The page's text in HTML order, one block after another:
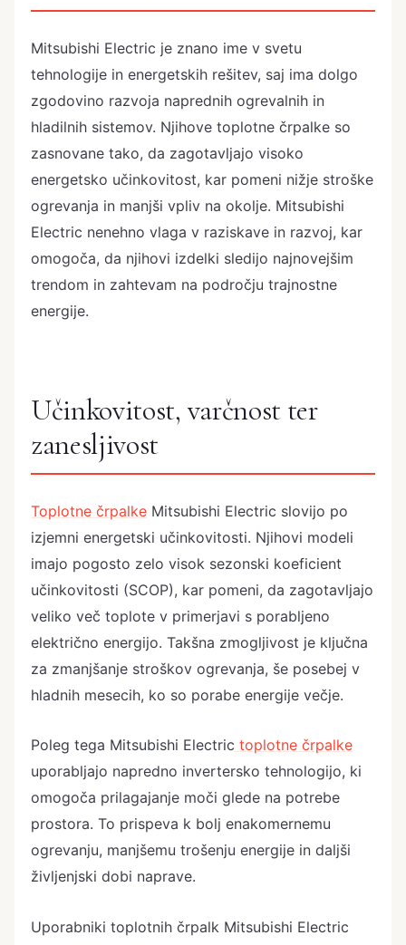
Mitsubishi Electric je znano ime v svetu
tehnologije in energetskih rešitev, saj ima dolgo
zgodovino razvoja naprednih ogrevalnih in
hladilnih sistemov. Njihove toplotne črpalke so
zasnovane tako, da zagotavljajo visoko
energetsko učinkovitost, kar pomeni nižje stroške
ogrevanja in manjši vpliv na okolje. Mitsubishi
Electric nenehno vlaga v raziskave in razvoj, kar
omogoča, da njihovi izdelki sledijo najnovejšim
trendom in zahtevam na področju trajnostne
energije.
Učinkovitost, varčnost ter
zanesljivost
Toplotne črpalke Mitsubishi Electric slovijo po
izjemni energetski učinkovitosti. Njihovi modeli
imajo pogosto zelo visok sezonski koeficient
učinkovitosti (SCOP), kar pomeni, da zagotavljajo
veliko več toplote v primerjavi s porabljeno
električno energijo. Takšna zmogljivost je ključna
za zmanjšanje stroškov ogrevanja, še posebej v
hladnih mesecih, ko so porabe energije večje.
Poleg tega Mitsubishi Electric toplotne črpalke
uporabljajo napredno invertersko tehnologijo, ki
omogoča prilagajanje moči glede na potrebe
prostora. To prispeva k bolj enakomernemu
ogrevanju, manjšemu trošenju energije in daljši
življenjski dobi naprave.
Uporabniki toplotnih črpalk Mitsubishi Electric